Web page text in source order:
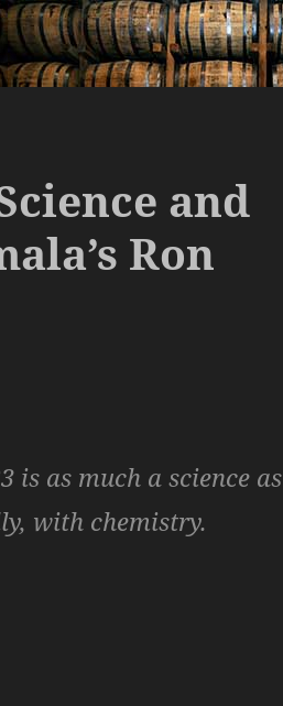
and
Ron
is as much a science as
with chemistry.